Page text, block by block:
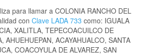
para llamar a COLONIA RANCHO DEL
con Clave LADA 733 como: IGUALA
XALITLA, TEPECOACUILCO DE
AHUEHUEPAN, ACAYAHUALCO, SANTA
COACOYULA DE ALVAREZ, SAN